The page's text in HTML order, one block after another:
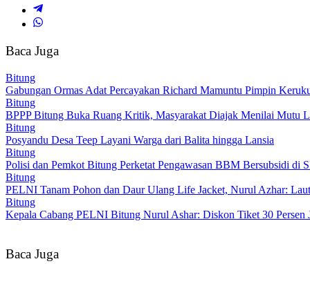
Baca Juga
Bitung
Gabungan Ormas Adat Percayakan Richard Mamuntu Pimpin
Bitung
BPPP Bitung Buka Ruang Kritik, Masyarakat Diajak Menilai Mutu
Bitung
Posyandu Desa Teep Layani Warga dari Balita hingga Lansia
Bitung
Polisi dan Pemkot Bitung Perketat Pengawasan BBM Bersubsidi di
Bitung
PELNI Tanam Pohon dan Daur Ulang Life Jacket, Nurul Azhar:
Bitung
Kepala Cabang PELNI Bitung Nurul Ashar: Diskon Tiket 30
Baca Juga